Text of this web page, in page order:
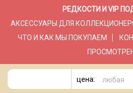
РЕДКОСТИ И VIP
АКСЕССУАРЫ ДЛЯ
ЧТО И КАК МЫ ПОКУПАЕМ
цена: